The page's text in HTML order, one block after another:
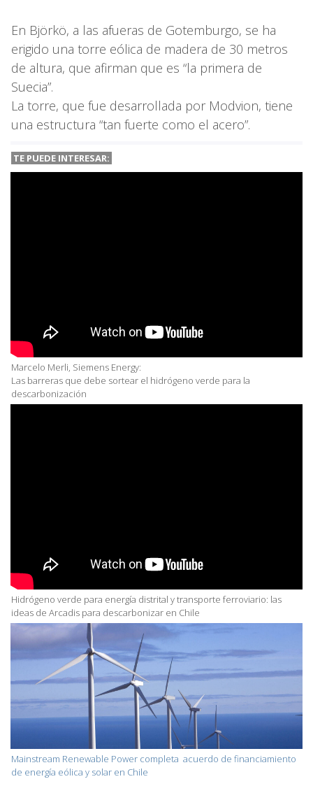
En Björkö, a las afueras de Gotemburgo, se ha
erigido una torre eólica de madera de 30 metros
de altura, que afirman que es “la primera de
Suecia”.
La torre, que fue desarrollada por Modvion, tiene
una estructura “tan fuerte como el acero”.
TE PUEDE INTERESAR:
Marcelo Merli, Siemens Energy:
Las barreras que debe sortear el hidrógeno verde para la
descarbonización
Hidrógeno verde para energía distrital y transporte ferroviario: las
ideas de Arcadis para descarbonizar en Chile
Mainstream Renewable Power completa acuerdo de financiamiento
de energía eólica y solar en Chile